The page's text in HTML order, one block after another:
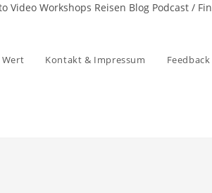
Video Workshops Reisen Blog Podcast /
Wert Kontakt & Impressum